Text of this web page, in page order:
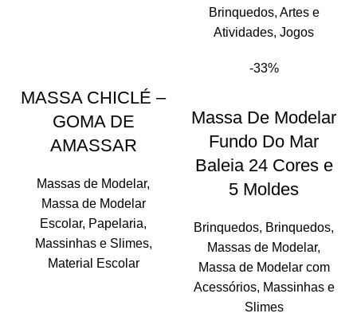
Brinquedos, Artes e
Atividades, Jogos
MASSA CHICLÉ –
GOMA DE
AMASSAR
Massas de Modelar,
Massa de Modelar
Escolar, Papelaria,
Massinhas e Slimes,
Material Escolar
-33%
Massa De Modelar
Fundo Do Mar
Baleia 24 Cores e
5 Moldes
Brinquedos, Brinquedos,
Massas de Modelar,
Massa de Modelar com
Acessórios, Massinhas e
Slimes